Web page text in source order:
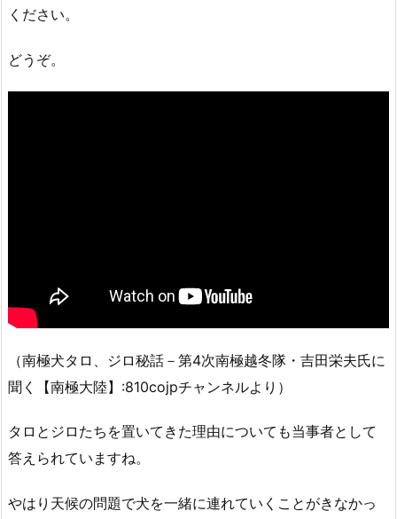
ください。
どうぞ。
（南極犬タロ、ジロ秘話－第4次南極越冬隊・吉田栄夫氏に
聞く【南極大陸】:810cojpチャンネルより）
タロとジロたちを置いてきた理由についても当事者として
答えられていますね。
やはり天候の問題で犬を一緒に連れていくことがきなかっ